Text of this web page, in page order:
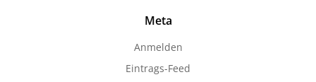
Meta
Anmelden
Eintrags-Feed